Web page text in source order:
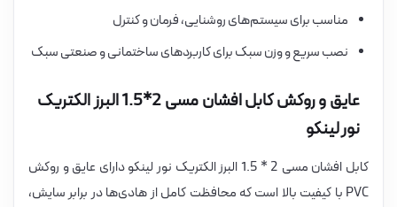
مناسب برای سیستم‌های روشنایی، فرمان و کنترل
نصب سریع و وزن سبک برای کاربردهای ساختمانی و صنعتی سبک
عایق و روکش کابل افشان مسی 2*1.5 البرز الکتریک
نور لینکو
کابل افشان مسی 2 * 1.5 البرز الکتریک نور لینکو دارای عایق و روکش
PVC با کیفیت بالا است که محافظت کامل از هادی‌ها در برابر سایش،